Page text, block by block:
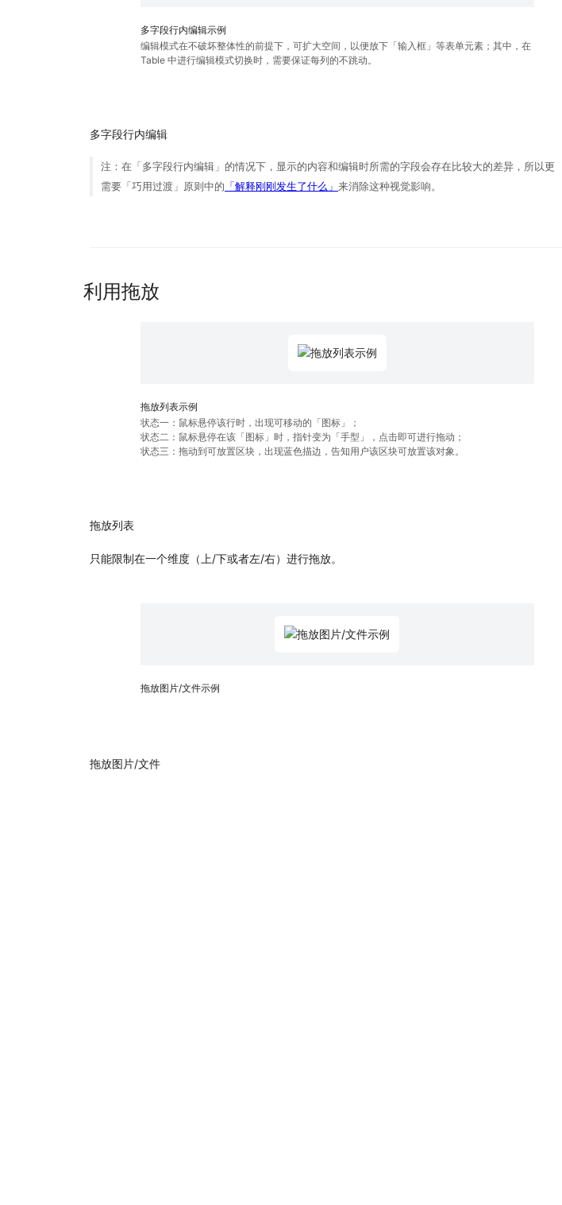
多字段行内编辑示例
编辑模式在不破坏整体性的前提下，可扩大空间，以便放下「输入框」等表单元素；其中，在
Table 中进行编辑模式切换时，需要保证每列的不跳动。
多字段行内编辑
注：在「多字段行内编辑」的情况下，显示的内容和编辑时所需的字段会存在比较大的差异，所以更
需要「巧用过渡」原则中的 「解释刚刚发生了什么」 来消除这种视觉影响。
利用拖放
拖放列表示例
状态一：鼠标悬停该行时，出现可移动的「图标」；
状态二：鼠标悬停在该「图标」时，指针变为「手型」，点击即可进行拖动；
状态三：拖动到可放置区块，出现蓝色描边，告知用户该区块可放置该对象。
拖放列表
只能限制在一个维度（上/下或者左/右）进行拖放。
拖放图片/文件示例
拖放图片/文件